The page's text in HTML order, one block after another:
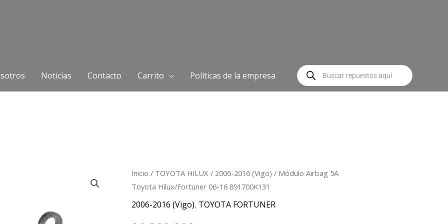
Noticias Contacto Carrito Políticas de la empresa
Búsqueda
de
productos
Inicio / TOYOTA HILUX / 2006-2016 (Vigo) / Módulo Airbag 5A
Toyota Hilux/Fortuner 06-16 891700K131
2006-2016 (Vigo), TOYOTA FORTUNER
Módulo
Airbag
5A